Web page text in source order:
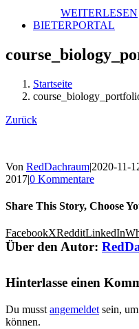
WEITERLESEN
BIETERPORTAL
Startseite
Zurück
Von RedDachraum|2020-11-
2017|0 Kommentare
Share This Story, Choose
FacebookXRedditLinkedIn
Über den Autor:
Hinterlasse einen
Du musst angemeldet sein,
können.